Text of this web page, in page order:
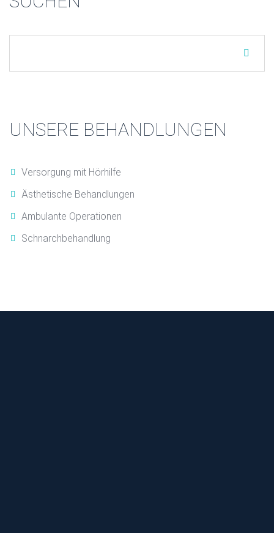
UNSERE BEHANDLUNGEN
Versorgung mit Hörhilfe
Ästhetische Behandlungen
Ambulante Operationen
Schnarchbehandlung